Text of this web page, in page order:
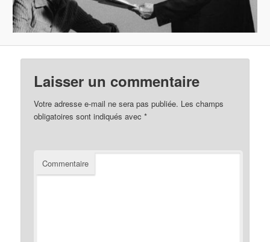
Laisser un commentaire
Votre adresse e-mail ne sera pas publiée. Les champs
obligatoires sont indiqués avec*
Commentaire